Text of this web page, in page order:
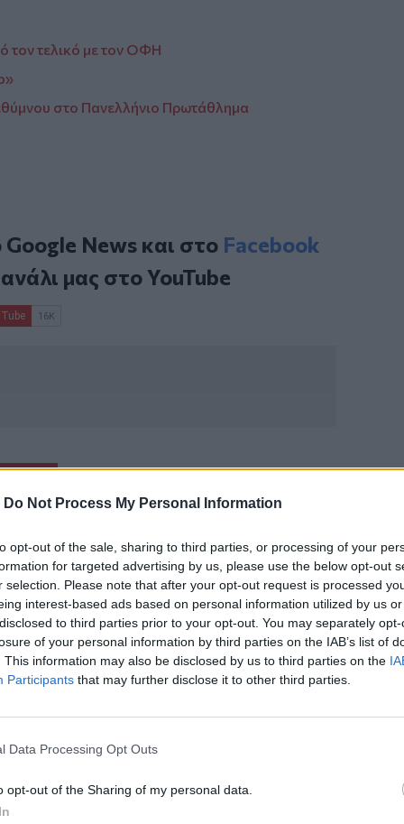
Do Not Process My Personal Information
opt-out of the sale, sharing to third parties, or processing of your
for targeted advertising by us, please use the below opt-out
selection. Please note that after your opt-out request is processed
interest-based ads based on personal information utilized by us
to third parties prior to your opt-out. You may separately
of your personal information by third parties on the IAB’s list of
This information may also be disclosed by us to third parties on the
Participants that may further disclose it to other third parties.
Data Processing Opt Outs
opt-out of the Sharing of my personal data.
τον τελικό με τον ΟΦΗ
στο Πανελλήνιο Πρωτάθλημα
Google Newsκαι στο Facebook
μας στοYouTube
TAGS
ΟΦΗ-ΠΑΟΚ ΟΦΗ
του CRETALIVE
ΕΊΔΗΣΗ
πριν από τον ΟΦΗ
Γιάννης Κωνσταντέλιας: Μπαμπάς για δεύτερη φορά
Γιάννης Κωνσταντέλιας: Μπαμπάς
Γιάννης Κωνσταντέλιας: